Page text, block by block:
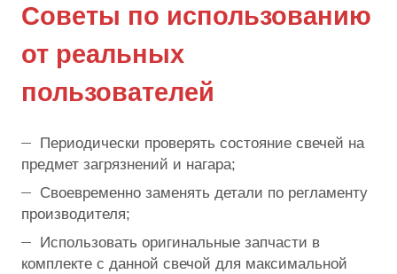
Советы по использованию
от реальных
пользователей
Периодически проверять состояние свечей на
предмет загрязнений и нагара;
Своевременно заменять детали по регламенту
производителя;
Использовать оригинальные запчасти в
комплекте с данной свечой для максимальной